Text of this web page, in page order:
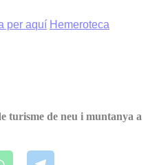
per aquí Hemeroteca
turisme de neu i muntanya a